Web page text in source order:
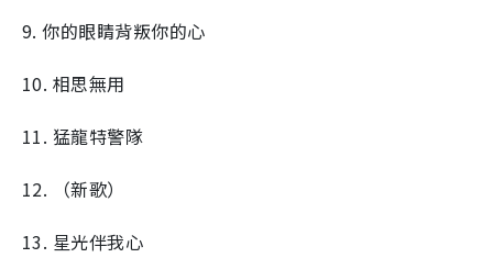
9. 你的眼睛背叛你的心
10. 相思無用
11. 猛龍特警隊
12. （新歌）
13. 星光伴我心